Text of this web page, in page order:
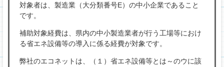
対象者は、製造業（大分類番号E）の中小企業であること
です。
補助対象経費は、県内の中小製造業者が行う工場等におけ
る省エネ設備等の導入に係る経費が対象です。
弊社のエコネットは、（１）省エネ設備等とは～のウに該